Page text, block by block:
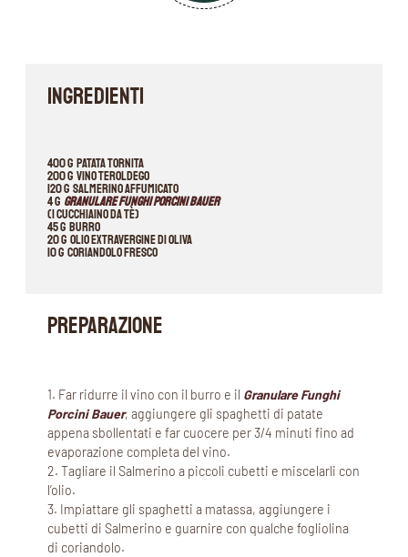
INGREDIENTI
400 g patata tornita
200 g vino Teroldego
120 g Salmerino affumicato
4 g Granulare Funghi Porcini Bauer
(1 cucchiaino da tè)
45 g burro
20 g olio extravergine di oliva
10 g coriandolo fresco
PREPARAZIONE
1. Far ridurre il vino con il burro e il GranulareFunghi
Porcini Bauer, aggiungere gli spaghetti di patate
appena sbollentati e far cuocere per 3/4 minuti fino ad
evaporazione completa del vino.
2. Tagliare il Salmerino a piccoli cubetti e miscelarli con
l’olio.
3. Impiattare gli spaghetti a matassa, aggiungere i
cubetti di Salmerino e guarnire con qualche fogliolina
di coriandolo.